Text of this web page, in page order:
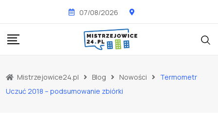
content
07/08/2026
Mistrzejowice24.pl Blog Nowości
Termometr
Uczuć 2018 – podsumowanie zbiórki